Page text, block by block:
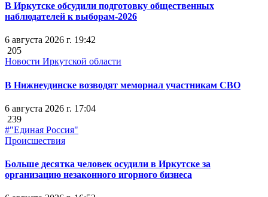
В Иркутске обсудили подготовку общественных
наблюдателей к выборам-2026
6 августа 2026 г. 19:42
205
Новости Иркутской области
В Нижнеудинске возводят мемориал участникам СВО
6 августа 2026 г. 17:04
239
#"Единая Россия"
Происшествия
Больше десятка человек осудили в Иркутске за
организацию незаконного игорного бизнеса